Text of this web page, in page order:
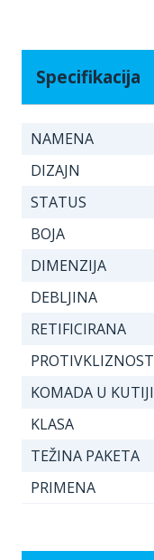
Specifikacija
NAMENA
DIZAJN
STATUS
BOJA
DIMENZIJA
DEBLJINA
RETIFICIRANA
PROTIVKLIZNOST
KOMADA U KUTIJI
KLASA
TEŽINA PAKETA
PRIMENA